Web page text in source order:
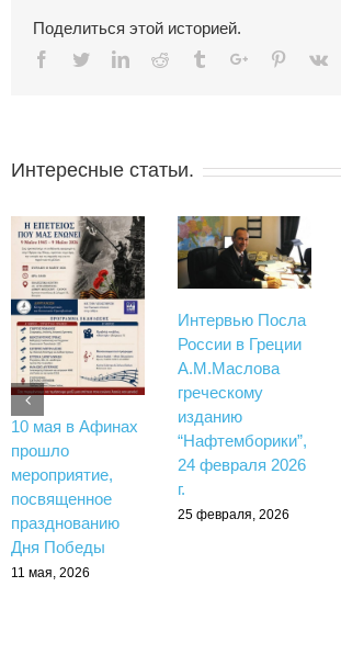
Поделиться этой историей.
Facebook
TwitterLinkedinReddit TumblrGoogle+Pinterest
Vk
Интересные статьи.
10 мая в Афинах
прошло
мероприятие,
посвященное
празднованию
Дня Победы
11 мая, 2026
Интервью Посла
России в Греции
А.М.Маслова
греческому
изданию
“Нафтемборики”,
24 февраля 2026
г.
25 февраля, 2026